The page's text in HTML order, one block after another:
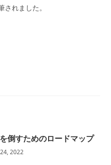
されました。
倒すためのロードマップ
2022